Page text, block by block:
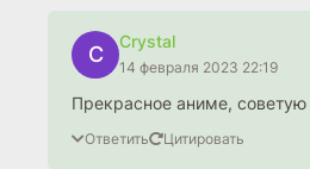
C
Crystal
14 февраля 2023 22:19
Прекрасное аниме,
Ответить Цитировать